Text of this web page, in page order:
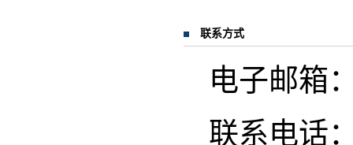
联系方式
电子邮箱
联系电话